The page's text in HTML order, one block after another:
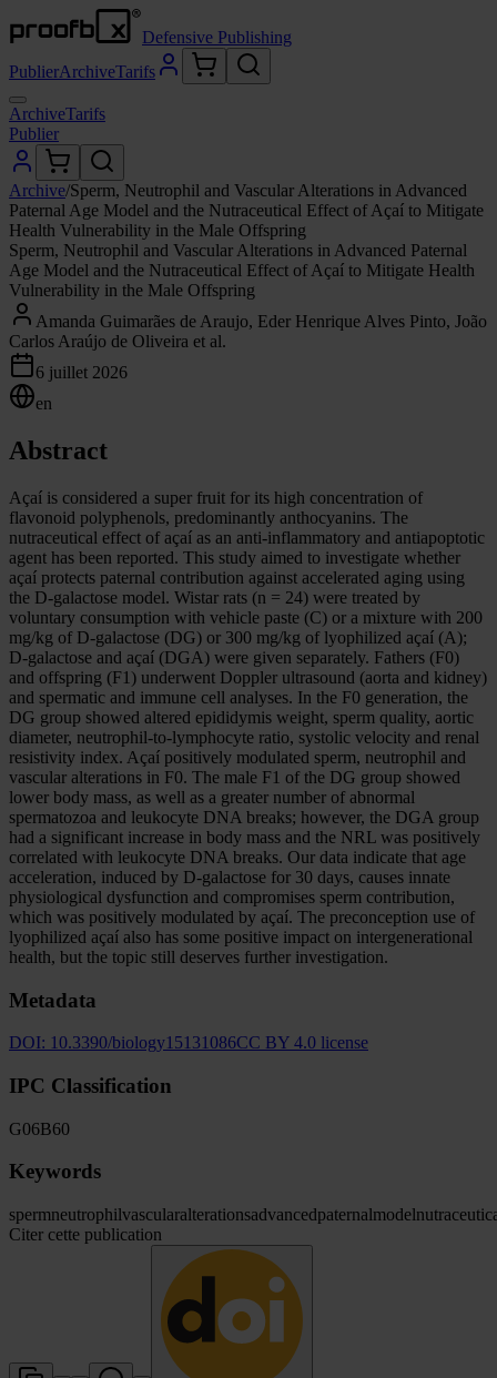
Defensive Publishing
PublierArchiveTarifs
ArchiveTarifs
Publier
Archive/Sperm, Neutrophil and Vascular Alterations in Advanced
Paternal Age Model and the Nutraceutical Effect of Açaí to Mitigate
Health Vulnerability in the Male Offspring
Sperm, Neutrophil and Vascular Alterations in Advanced Paternal
Age Model and the Nutraceutical Effect of Açaí to Mitigate Health
Vulnerability in the Male Offspring
Amanda Guimarães de Araujo, Eder Henrique Alves Pinto, João
Carlos Araújo de Oliveira et al.
6 juillet 2026
en
Abstract
Açaí is considered a super fruit for its high concentration of
flavonoid polyphenols, predominantly anthocyanins. The
nutraceutical effect of açaí as an anti-inflammatory and antiapoptotic
agent has been reported. This study aimed to investigate whether
açaí protects paternal contribution against accelerated aging using
the D-galactose model. Wistar rats (n = 24) were treated by
voluntary consumption with vehicle paste (C) or a mixture with 200
mg/kg of D-galactose (DG) or 300 mg/kg of lyophilized açaí (A);
D-galactose and açaí (DGA) were given separately. Fathers (F0)
and offspring (F1) underwent Doppler ultrasound (aorta and kidney)
and spermatic and immune cell analyses. In the F0 generation, the
DG group showed altered epididymis weight, sperm quality, aortic
diameter, neutrophil-to-lymphocyte ratio, systolic velocity and renal
resistivity index. Açaí positively modulated sperm, neutrophil and
vascular alterations in F0. The male F1 of the DG group showed
lower body mass, as well as a greater number of abnormal
spermatozoa and leukocyte DNA breaks; however, the DGA group
had a significant increase in body mass and the NRL was positively
correlated with leukocyte DNA breaks. Our data indicate that age
acceleration, induced by D-galactose for 30 days, causes innate
physiological dysfunction and compromises sperm contribution,
which was positively modulated by açaí. The preconception use of
lyophilized açaí also has some positive impact on intergenerational
health, but the topic still deserves further investigation.
Metadata
DOI: 10.3390/biology15131086CC BY 4.0 license
IPC Classification
G06B60
Keywords
spermneutrophilvascularalterationsadvancedpaternalmodel
Citer cette publication